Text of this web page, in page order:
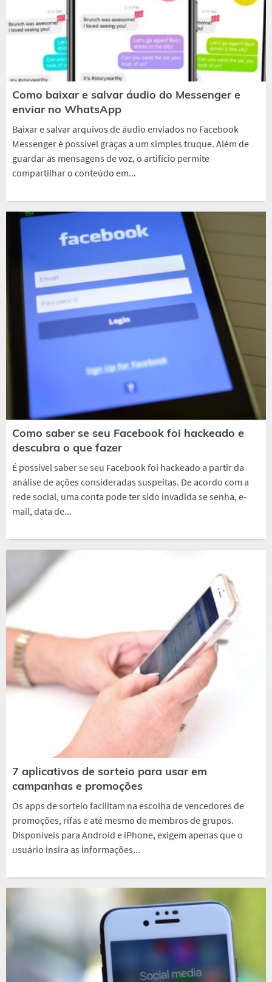
Como baixar e salvar áudio do Messenger e
enviar no WhatsApp
Baixar e salvar arquivos de áudio enviados no Facebook
Messenger é possível graças a um simples truque. Além de
guardar as mensagens de voz, o artifício permite
compartilhar o conteúdo em...
Como saber se seu Facebook foi hackeado e
descubra o que fazer
É possível saber se seu Facebook foi hackeado a partir da
análise de ações consideradas suspeitas. De acordo com a
rede social, uma conta pode ter sido invadida se senha, e-
mail, data de...
7 aplicativos de sorteio para usar em
campanhas e promoções
Os apps de sorteio facilitam na escolha de vencedores de
promoções, rifas e até mesmo de membros de grupos.
Disponíveis para Android e iPhone, exigem apenas que o
usuário insira as informações...